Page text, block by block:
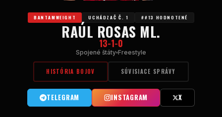
BANTAMWEIGHT UCHÁDZAČ Č. 1 ##13 HODNOTENÉ
RAÚL ROSAS ML.
13-1-0
Spojené štáty Freestyle
HISTÓRIA BOJOV SÚVISIACE SPRÁVY
TELEGRAM INSTAGRAM X